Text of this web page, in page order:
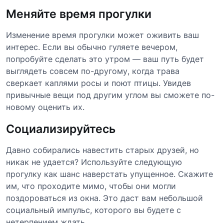
Меняйте время прогулки
Изменение время прогулки может оживить ваш
интерес. Если вы обычно гуляете вечером,
попробуйте сделать это утром — ваш путь будет
выглядеть совсем по-другому, когда трава
сверкает каплями росы и поют птицы. Увидев
привычные вещи под другим углом вы сможете по-
новому оценить их.
Социализируйтесь
Давно собирались навестить старых друзей, но
никак не удается? Используйте следующую
прогулку как шанс наверстать упущенное. Скажите
им, что проходите мимо, чтобы они могли
поздороваться из окна. Это даст вам небольшой
социальный импульс, которого вы будете с